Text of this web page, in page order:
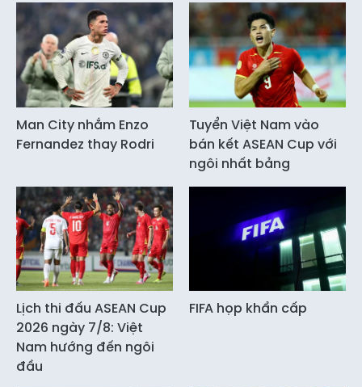
Man City nhắm Enzo
Fernandez thay Rodri
Tuyển Việt Nam vào
bán kết ASEAN Cup với
ngôi nhất bảng
Lịch thi đấu ASEAN Cup
2026 ngày 7/8: Việt
Nam hướng đến ngôi
đầu
FIFA họp khẩn cấp